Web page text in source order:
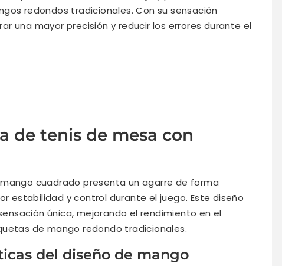
redondos tradicionales. Con su sensación
una mayor precisión y reducir los errores durante el
de tenis de mesa con
cuadrado presenta un agarre de forma
estabilidad y control durante el juego. Este diseño
única, mejorando el rendimiento en el
de mango redondo tradicionales.
del diseño de mango